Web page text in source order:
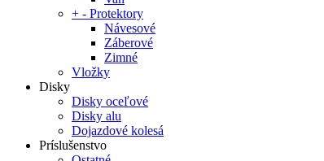
+ - Protektory
Návesové
Záberové
Zimné
Vložky
Disky
Disky oceľové
Disky alu
Dojazdové kolesá
Príslušenstvo